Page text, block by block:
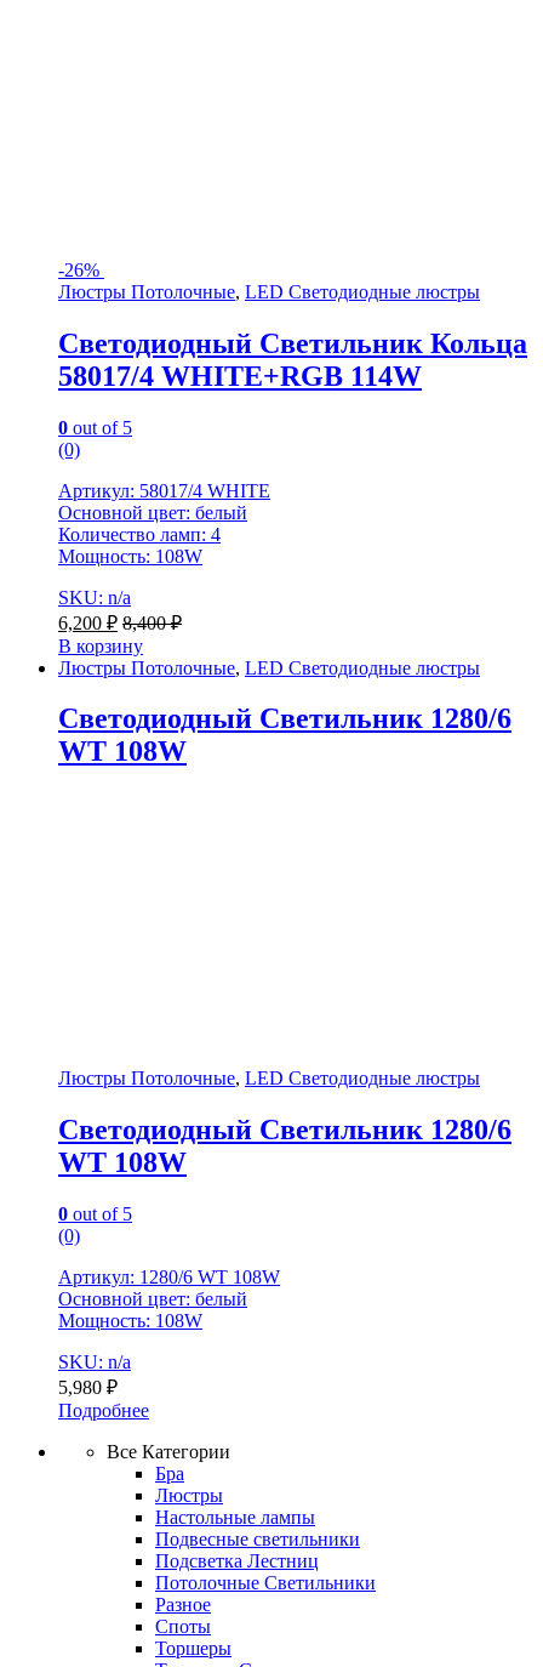
-26%
Люстры Потолочные, LED Светодиодные люстры
Светодиодный Светильник Кольца
58017/4 WHITE+RGB 114W
0 out of 5
(0)
Артикул: 58017/4 WHITE
Основной цвет: белый
Количество ламп: 4
Мощность: 108W
SKU: n/a
6,200 ₽ 8,400₽
В корзину
Люстры Потолочные, LED Светодиодные люстры
Светодиодный Светильник 1280/6
WT 108W
Люстры Потолочные, LED Светодиодные люстры
Светодиодный Светильник 1280/6
WT 108W
0 out of 5
(0)
Артикул: 1280/6 WT 108W
Основной цвет: белый
Мощность: 108W
SKU: n/a
5,980 ₽
Подробнее
Все Категории
Бра
Люстры
Настольные лампы
Подвесные светильники
Подсветка Лестниц
Потолочные Светильники
Разное
Споты
Торшеры